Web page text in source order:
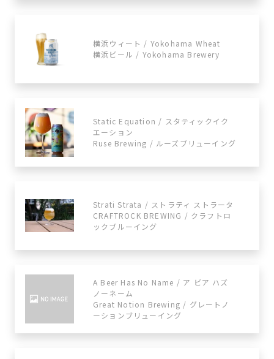
横浜ウィート / Yokohama Wheat
横浜ビール / Yokohama Brewery
Static Equation / スタティックイク
エーション
Ruse Brewing / ルーズブリューイング
Strati Strata / ストラティ ストラータ
CRAFTROCK BREWING / クラフトロ
ックブルーイング
A Beer Has No Name / ア ビア ハズ
ノーネーム
Great Notion Brewing / グレートノ
ーションブリューイング